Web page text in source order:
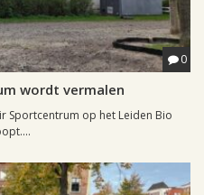
0
wordt vermalen
Sportcentrum op het Leiden Bio